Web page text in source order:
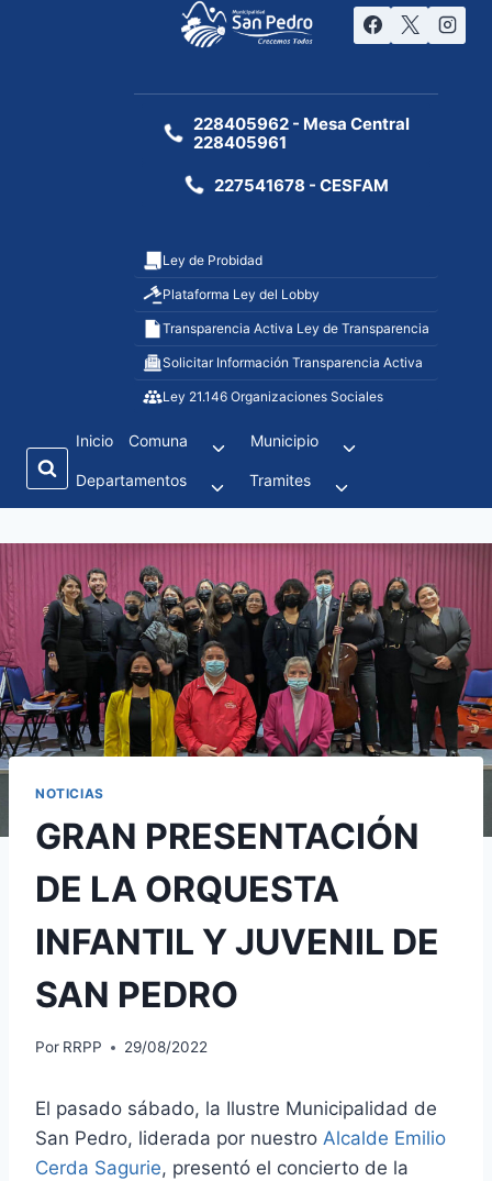
228405962 - Mesa Central
228405961
227541678 - CESFAM
Ley de Probidad
Plataforma Ley del Lobby
Transparencia Activa Ley de Transparencia
Solicitar Información Transparencia Activa
Ley 21.146 Organizaciones Sociales
Inicio Comuna Municipio
Departamentos Tramites
NOTICIAS
GRAN PRESENTACIÓN
DE LA ORQUESTA
INFANTIL Y JUVENIL DE
SAN PEDRO
Por RRPP 29/08/2022
El pasado sábado, la Ilustre Municipalidad de
San Pedro, liderada por nuestro Alcalde Emilio
Cerda Sagurie, presentó el concierto de la